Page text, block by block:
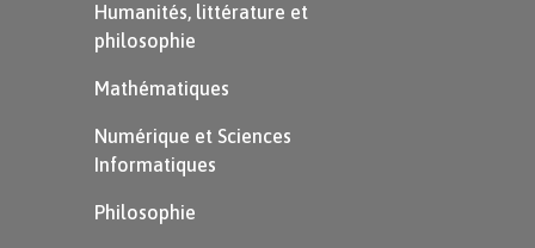
Humanités, littérature et
philosophie
Mathématiques
Numérique et Sciences
Informatiques
Philosophie